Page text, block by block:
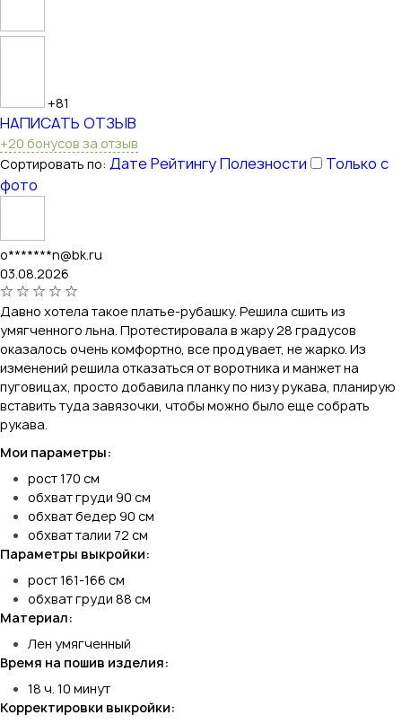
+81
НАПИСАТЬ ОТЗЫВ
+20 бонусов за отзыв
Сортировать по: ДатеРейтингуПолезности
Только с
фото
o*******n@bk.ru
03.08.2026
Давно хотела такое платье-рубашку. Решила сшить из
умягченного льна. Протестировала в жару 28 градусов
оказалось очень комфортно, все продувает, не жарко. Из
изменений решила отказаться от воротника и манжет на
пуговицах, просто добавила планку по низу рукава, планирую
вставить туда завязочки, чтобы можно было еще собрать
рукава.
Мои параметры:
рост 170 см
обхват груди 90 см
обхват бедер 90 см
обхват талии 72 см
Параметры выкройки:
рост 161-166 см
обхват груди 88 см
Материал:
Лен умягченный
Время на пошив изделия:
18 ч. 10 минут
Корректировки выкройки: